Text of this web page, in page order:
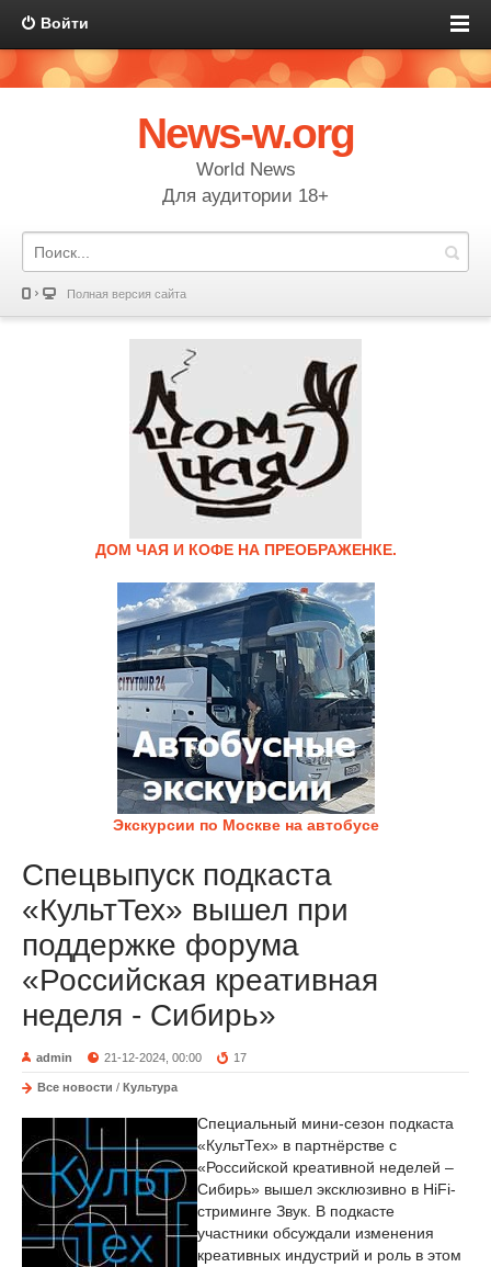
Войти
News-w.org
World News
Для аудитории 18+
Полная версия сайта
ДОМ ЧАЯ И КОФЕ НА ПРЕОБРАЖЕНКЕ.
Экскурсии по Москве на автобусе
Спецвыпуск подкаста
«КультТех» вышел при
поддержке форума
«Российская креативная
неделя - Сибирь»
admin 21-12-2024, 00:00 17
Все новости / Культура
Специальный мини-сезон подкаста
«КультТех» в партнёрстве с
«Российской креативной неделей –
Сибирь» вышел эксклюзивно в HiFi-
стриминге Звук. В подкасте
участники обсуждали изменения
креативных индустрий и роль в этом